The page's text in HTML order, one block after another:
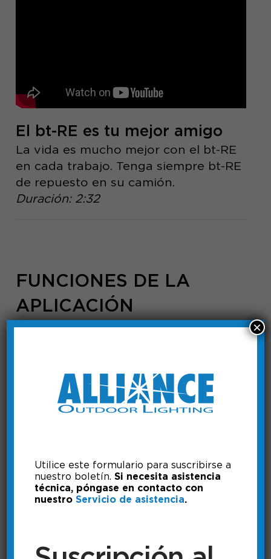
El bt-RE es tu mejor amigo
La vida es mucho mejor con el bt-RE
en cada trabajo. Tenga siempre bt-RE
de repuesto en su camión.
Duración: 2:32
FUNCIONES DE LA
APLICACIÓN
bt Introducción
La BL200-bt es una luminaria LED
funciones de regulación y agrupación.
Utilice este formulario para suscribirse a
nuestro boletín.Si necesita asistencia
técnica, póngase en contacto con
nuestroServicio de asistencia.
×